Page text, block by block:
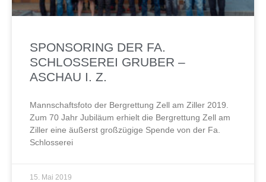
SPONSORING DER FA.
SCHLOSSEREI GRUBER –
ASCHAU I. Z.
Mannschaftsfoto der Bergrettung Zell am Ziller 2019.
Zum 70 Jahr Jubiläum erhielt die Bergrettung Zell am
Ziller eine äußerst großzügige Spende von der Fa.
Schlosserei
15. Mai 2019